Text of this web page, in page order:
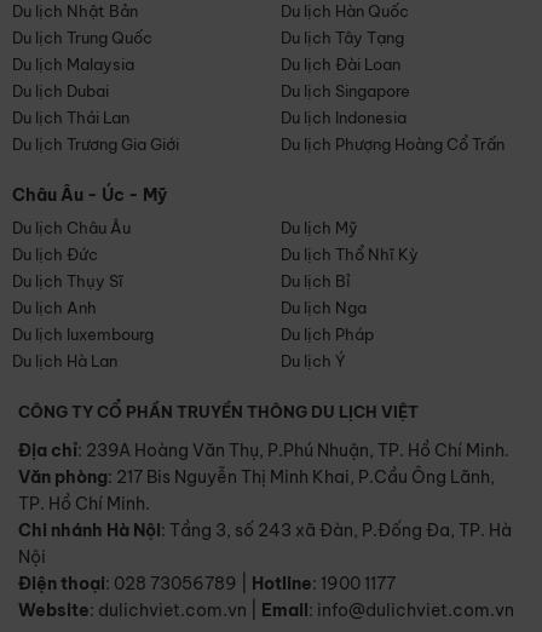
Du lịch Nhật Bản
Du lịch Hàn Quốc
Du lịch Trung Quốc
Du lịch Tây Tạng
Du lịch Malaysia
Du lịch Đài Loan
Du lịch Dubai
Du lịch Singapore
Du lịch Thái Lan
Du lịch Indonesia
Du lịch Trương Gia Giới
Du lịch Phượng Hoàng Cổ Trấn
Châu Âu - Úc - Mỹ
Du lịch Châu Âu
Du lịch Mỹ
Du lịch Đức
Du lịch Thổ Nhĩ Kỳ
Du lịch Thụy Sĩ
Du lịch Bỉ
Du lịch Anh
Du lịch Nga
Du lịch luxembourg
Du lịch Pháp
Du lịch Hà Lan
Du lịch Ý
CÔNG TY CỔ PHẦN TRUYỀN THÔNG DU LỊCH VIỆT
Địa chỉ: 239A Hoàng Văn Thụ, P.Phú Nhuận, TP. Hồ Chí Minh.
Văn phòng: 217 Bis Nguyễn Thị Minh Khai, P.Cầu Ông Lãnh,
TP. Hồ Chí Minh.
Chi nhánh Hà Nội: Tầng 3, số 243 xã Đàn, P.Đống Đa, TP. Hà
Nội
Điện thoại: 028 73056789 Hotline: 1900 1177
Website: dulichviet.com.vn Email: info@dulichviet.com.vn